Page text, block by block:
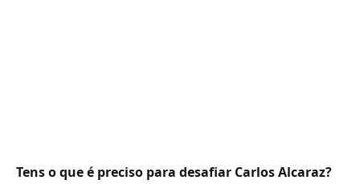
Tens o que é preciso para desafiar Carlos Alcaraz?